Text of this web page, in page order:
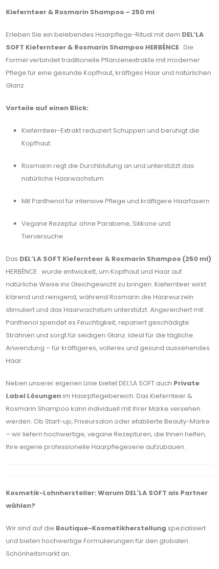
Kiefernteer & Rosmarin Shampoo – 250 ml
Erleben Sie ein belebendes Haarpflege-Ritual mit dem DEL’LA
SOFT Kiefernteer & Rosmarin Shampoo HERBÉNCE . Die
Formel verbindet traditionelle Pflanzenextrakte mit moderner
Pflege für eine gesunde Kopfhaut, kräftiges Haar und natürlichen
Glanz.
Vorteile auf einen Blick:
Kiefernteer-Extrakt reduziert Schuppen und beruhigt die
Kopfhaut
Rosmarin regt die Durchblutung an und unterstützt das
natürliche Haarwachstum
Mit Panthenol für intensive Pflege und kräftigere Haarfasern
Vegane Rezeptur ohne Parabene, Silikone und
Tierversuche
Das DEL’LA SOFT Kiefernteer & Rosmarin Shampoo (250 ml)
HERBÉNCE wurde entwickelt, um Kopfhaut und Haar auf
natürliche Weise ins Gleichgewicht zu bringen. Kiefernteer wirkt
klärend und reinigend, während Rosmarin die Haarwurzeln
stimuliert und das Haarwachstum unterstützt. Angereichert mit
Panthenol spendet es Feuchtigkeit, repariert geschädigte
Strähnen und sorgt für seidigen Glanz. Ideal für die tägliche
Anwendung – für kräftigeres, volleres und gesund aussehendes
Haar.
Neben unserer eigenen Linie bietet DEL’LA SOFT auch Private
Label Lösungenim Haarpflegebereich. Das Kiefernteer &
Rosmarin Shampoo kann individuell mit Ihrer Marke versehen
werden. Ob Start-up, Friseursalon oder etablierte Beauty-Marke
– wir liefern hochwertige, vegane Rezepturen, die Ihnen helfen,
Ihre eigene professionelle Haarpflegeserie aufzubauen.
Kosmetik-Lohnhersteller: Warum DEL'LA SOFT als Partner
wählen?
Wir sind auf die Boutique-Kosmetikherstellung spezialisiert
und bieten hochwertige Formulierungen für den globalen
Schönheitsmarkt an.